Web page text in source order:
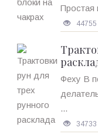
Простая
44755
Феху В
...
34733